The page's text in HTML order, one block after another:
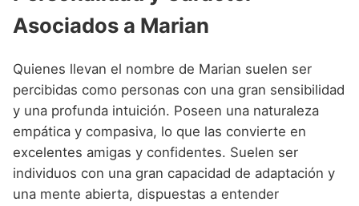
Asociados a Marian
Quienes llevan el nombre de Marian suelen ser
percibidas como personas con una gran sensibilidad
y una profunda intuición. Poseen una naturaleza
empática y compasiva, lo que las convierte en
excelentes amigas y confidentes. Suelen ser
individuos con una gran capacidad de adaptación y
una mente abierta, dispuestas a entender